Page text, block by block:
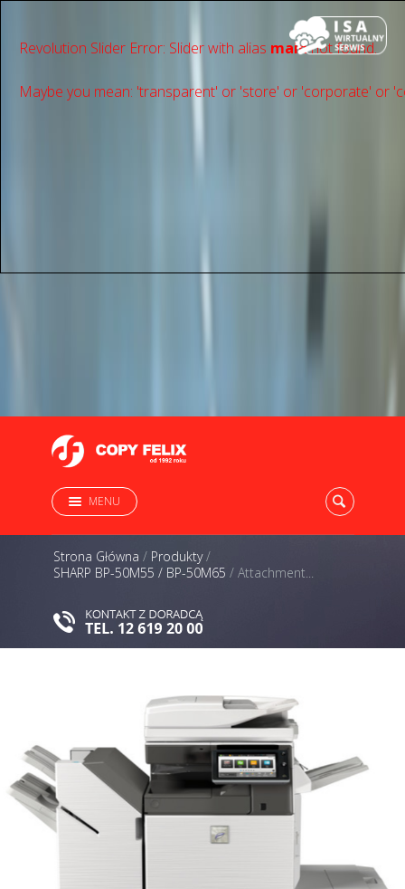
Revolution Slider Error: Slider with alias mainnot found.
Maybe you mean: 'transparent' or 'store' or 'сorporate' or
MENU
Strona Główna / Produkty/
SHARP BP-50M55 / BP-50M65 / Attachment...